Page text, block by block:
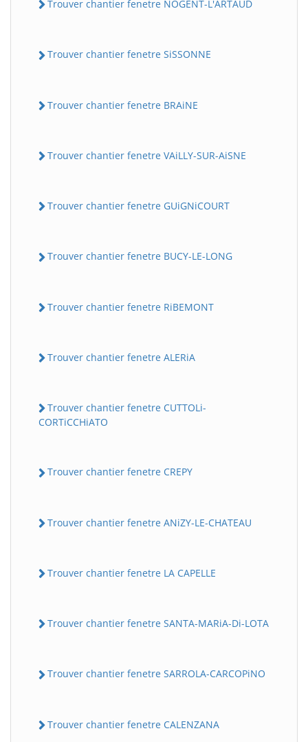
Trouver chantier fenetre NOGENT-L'ARTAUD
Trouver chantier fenetre SiSSONNE
Trouver chantier fenetre BRAiNE
Trouver chantier fenetre VAiLLY-SUR-AiSNE
Trouver chantier fenetre GUiGNiCOURT
Trouver chantier fenetre BUCY-LE-LONG
Trouver chantier fenetre RiBEMONT
Trouver chantier fenetre ALERiA
Trouver chantier fenetre CUTTOLi-
CORTiCCHiATO
Trouver chantier fenetre CREPY
Trouver chantier fenetre ANiZY-LE-CHATEAU
Trouver chantier fenetre LA CAPELLE
Trouver chantier fenetre SANTA-MARiA-Di-LOTA
Trouver chantier fenetre SARROLA-CARCOPiNO
Trouver chantier fenetre CALENZANA